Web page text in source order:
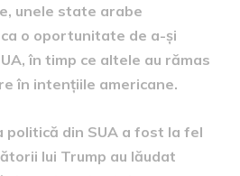
unele state arabe
o oportunitate de a-și
în timp ce altele au rămas
în intențiile americane.
politică din SUA a fost la fel
lui Trump au lăudat